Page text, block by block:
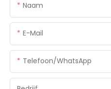
Naam
E-Mail
Telefoon/WhatsApp